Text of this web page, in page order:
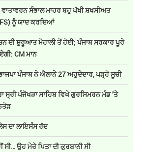
ਵਾਤਾਵਰਨ ਸੰਭਾਲ ਮਾਹਰ ਬਹੁ ਪੱਖੀ ਸ਼ਖਸੀਅਤ
ਨੂੰ ਯਾਦ ਕਰਦਿਆਂ
ਦੀ ਸ਼ੁਰੂਆਤ ਮੋਹਾਲੀ ਤੋਂ ਹੋਈ; ਪੰਜਾਬ ਸਰਕਾਰ ਪੂਰੇ
CM ਮਾਨ
ਪੰਜਾਬ ਨੇ ਐਲਾਨੇ 27 ਅਹੁਦੇਦਾਰ, ਪੜ੍ਹੋ ਸੂਚੀ
ਸ੍ਰੀ ਪੰਜੋਖੜਾ ਸਾਹਿਬ ਵਿਖੇ ਗੁਰਸਿਮਰਨ ਮੰਡ ’ਤੇ
ਦਾ ਲਾਇਸੰਸ ਰੱਦ
ਸੀ… ਉਹ ਮੇਰੇ ਪਿਤਾ ਦੀ ਕੁਰਬਾਨੀ ਸੀ